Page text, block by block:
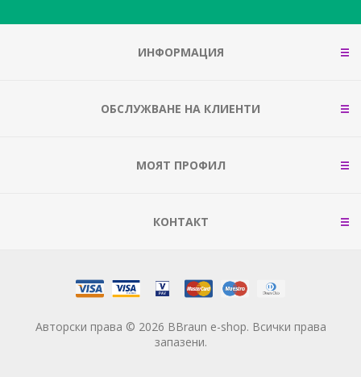
ИНФОРМАЦИЯ
ОБСЛУЖВАНЕ НА КЛИЕНТИ
МОЯТ ПРОФИЛ
КОНТАКТ
Авторски права © 2026 BBraun e-shop. Всички права
запазени.